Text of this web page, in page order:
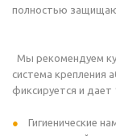
полностью
Мы рекомендуем
система крепления
фиксируется и дает
Гигиенические